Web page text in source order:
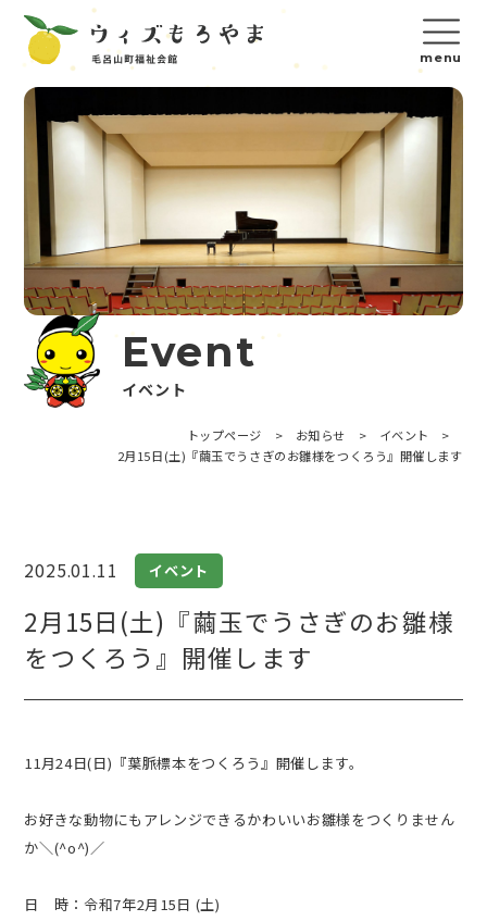
Event
イベント
トップページ > お知らせ > イベント
>
2月15日(土)『繭玉でうさぎのお雛様をつくろう』開催します
2025.01.11 イベント
2月15日(土)『繭玉でうさぎのお雛様
をつくろう』開催します
11月24日(日)『葉脈標本をつくろう』開催します。
お好きな動物にもアレンジできるかわいいお雛様をつくりません
か＼(^o^)／
日 時：令和7年2月15日 (土)